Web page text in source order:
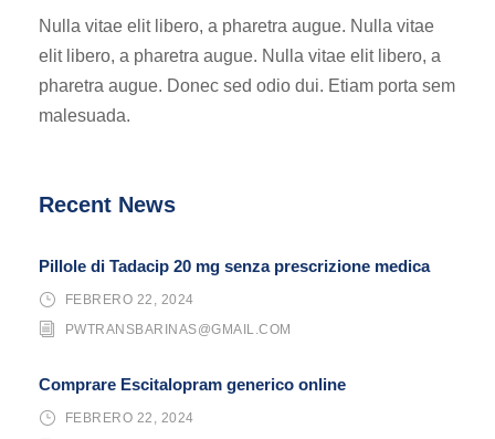
Nulla vitae elit libero, a pharetra augue. Nulla vitae
elit libero, a pharetra augue. Nulla vitae elit libero, a
pharetra augue. Donec sed odio dui. Etiam porta sem
malesuada.
Recent News
Pillole di Tadacip 20 mg senza prescrizione medica
FEBRERO 22, 2024
PWTRANSBARINAS@GMAIL.COM
Comprare Escitalopram generico online
FEBRERO 22, 2024